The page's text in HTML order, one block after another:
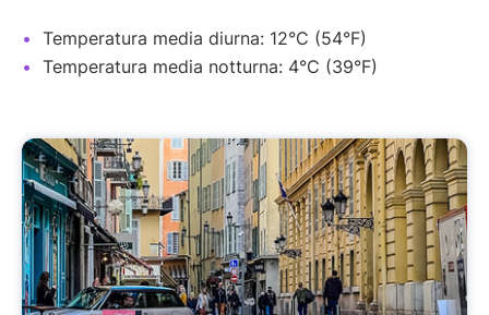
Temperatura media diurna: 12°C (54°F)
Temperatura media notturna: 4°C (39°F)